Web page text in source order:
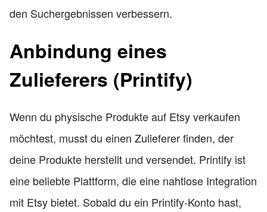
den Suchergebnissen verbessern.
Anbindung eines
Zulieferers (Printify)
Wenn du physische Produkte auf Etsy verkaufen
möchtest, musst du einen Zulieferer finden, der
deine Produkte herstellt und versendet. Printify ist
eine beliebte Plattform, die eine nahtlose Integration
mit Etsy bietet. Sobald du ein Printify-Konto hast,